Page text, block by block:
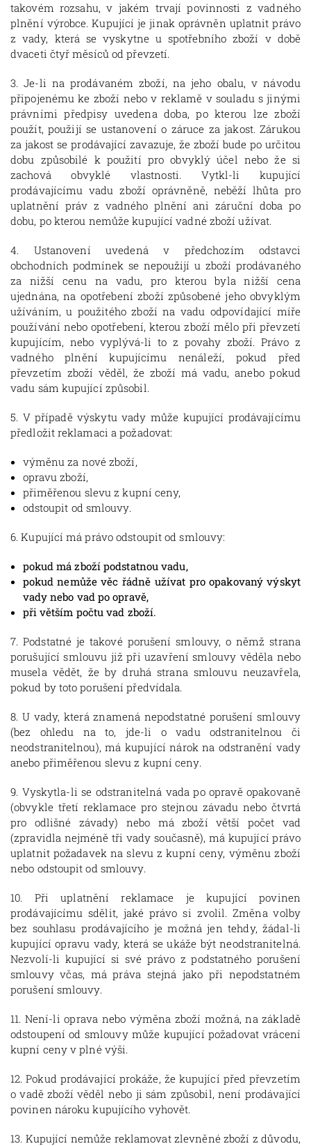
takovém rozsahu, v jakém trvají povinnosti z vadného
plnění výrobce. Kupující je jinak oprávněn uplatnit právo
z vady, která se vyskytne u spotřebního zboží v době
dvaceti čtyř měsíců od převzetí.
3. Je-li na prodávaném zboží, na jeho obalu, v návodu
připojenému ke zboží nebo v reklamě v souladu s jinými
právními předpisy uvedena doba, po kterou lze zboží
použít, použijí se ustanovení o záruce za jakost. Zárukou
za jakost se prodávající zavazuje, že zboží bude po určitou
dobu způsobilé k použití pro obvyklý účel nebo že si
zachová obvyklé vlastnosti. Vytkl-li kupující
prodávajícímu vadu zboží oprávněně, neběží lhůta pro
uplatnění práv z vadného plnění ani záruční doba po
dobu, po kterou nemůže kupující vadné zboží užívat.
4. Ustanovení uvedená v předchozím odstavci
obchodních podmínek se nepoužijí u zboží prodávaného
za nižší cenu na vadu, pro kterou byla nižší cena
ujednána, na opotřebení zboží způsobené jeho obvyklým
užíváním, u použitého zboží na vadu odpovídající míře
používání nebo opotřebení, kterou zboží mělo při převzetí
kupujícím, nebo vyplývá-li to z povahy zboží. Právo z
vadného plnění kupujícímu nenáleží, pokud před
převzetím zboží věděl, že zboží má vadu, anebo pokud
vadu sám kupující způsobil.
5. V případě výskytu vady může kupující prodávajícímu
předložit reklamaci a požadovat:
výměnu za nové zboží,
opravu zboží,
přiměřenou slevu z kupní ceny,
odstoupit od smlouvy.
6. Kupující má právo odstoupit od smlouvy:
pokud má zboží podstatnou vadu,
pokud nemůže věc řádně užívat pro opakovaný výskyt
vady nebo vad po opravě,
při větším počtu vad zboží.
7. Podstatné je takové porušení smlouvy, o němž strana
porušující smlouvu již při uzavření smlouvy věděla nebo
musela vědět, že by druhá strana smlouvu neuzavřela,
pokud by toto porušení předvídala.
8. U vady, která znamená nepodstatné porušení smlouvy
(bez ohledu na to, jde-li o vadu odstranitelnou či
neodstranitelnou), má kupující nárok na odstranění vady
anebo přiměřenou slevu z kupní ceny.
9. Vyskytla-li se odstranitelná vada po opravě opakovaně
(obvykle třetí reklamace pro stejnou závadu nebo čtvrtá
pro odlišné závady) nebo má zboží větší počet vad
(zpravidla nejméně tři vady současně), má kupující právo
uplatnit požadavek na slevu z kupní ceny, výměnu zboží
nebo odstoupit od smlouvy.
10. Při uplatnění reklamace je kupující povinen
prodávajícímu sdělit, jaké právo si zvolil. Změna volby
bez souhlasu prodávajícího je možná jen tehdy, žádal-li
kupující opravu vady, která se ukáže být neodstranitelná.
Nezvolí-li kupující si své právo z podstatného porušení
smlouvy včas, má práva stejná jako při nepodstatném
porušení smlouvy.
11. Není-li oprava nebo výměna zboží možná, na základě
odstoupení od smlouvy může kupující požadovat vrácení
kupní ceny v plné výši.
12. Pokud prodávající prokáže, že kupující před převzetím
o vadě zboží věděl nebo ji sám způsobil, není prodávající
povinen nároku kupujícího vyhovět.
13. Kupující nemůže reklamovat zlevněné zboží z důvodu,